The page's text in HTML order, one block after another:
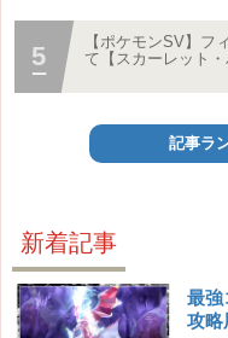
【ポケモンSV】フ
て【スカーレット・
記事ラ
新着記事
最強
攻略